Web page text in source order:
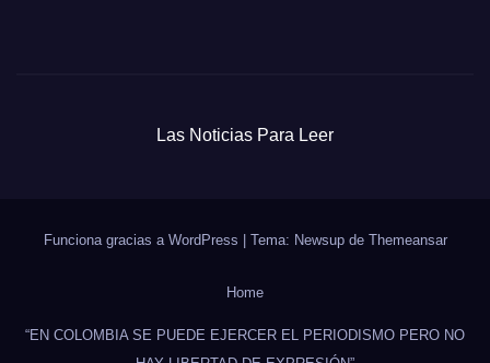
Las Noticias Para Leer
Funciona gracias a WordPress Tema: Newsup de Themeansar
Home
“EN COLOMBIA SE PUEDE EJERCER EL PERIODISMO PERO NO